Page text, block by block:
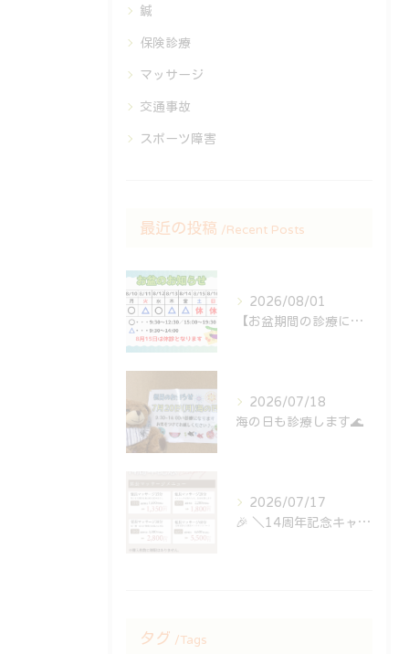
鍼
保険診療
マッサージ
交通事故
スポーツ障害
最近の投稿 Recent Posts
2026/08/01
【お盆期間の診療について🎑】
2026/07/18
海の日も診療します🌊
2026/07/17
⁡🎉 ＼14周年記念キャンペーン開催中！／ 🎉
タグ Tags